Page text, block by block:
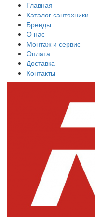
Главная
Каталог сантехники
Бренды
О нас
Монтаж и сервис
Оплата
Доставка
Контакты